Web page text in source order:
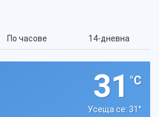
По часове 14-дневна
31 °C
Усеща се: 31°